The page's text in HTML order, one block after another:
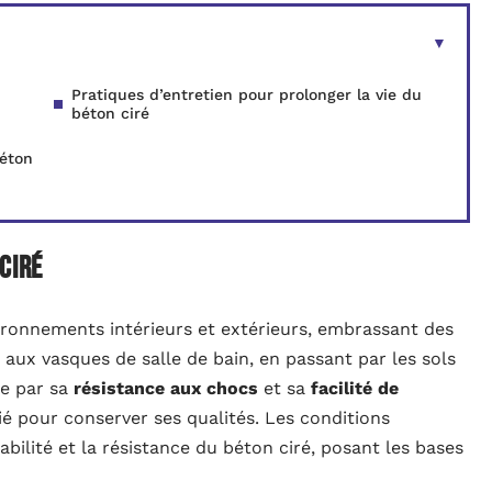
Pratiques d’entretien pour prolonger la vie du
béton ciré
intérieurs et extérieurs, embrassant des
vasques de salle de bain, en passant par les sols
par sa résistance aux chocs et sa facilité de
pour conserver ses qualités. Les conditions
et la résistance du béton ciré, posant les bases